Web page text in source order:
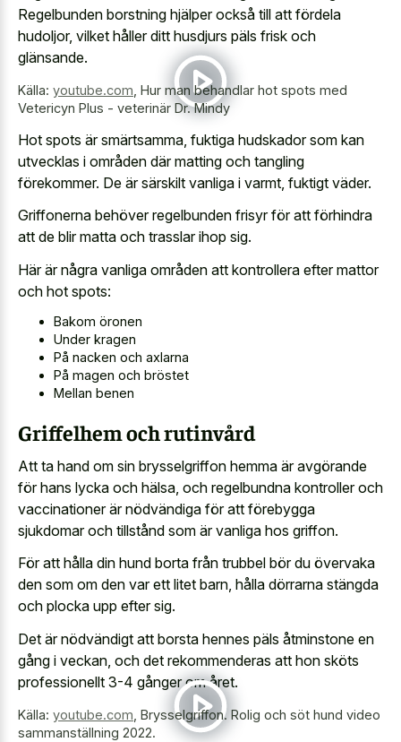
Regelbunden borstning hjälper också till att fördela
hudoljor, vilket håller ditt husdjurs päls frisk och
glänsande.
Källa: youtube.com Hur man behandlar hot spots med
Vetericyn Plus - veterinär Dr. Mindy
Hot spots är smärtsamma, fuktiga hudskador som kan
utvecklas i områden där matting och tangling
förekommer. De är särskilt vanliga i varmt, fuktigt väder.
Griffonerna behöver regelbunden frisyr för att förhindra
att de blir matta och trasslar ihop sig.
Här är några vanliga områden att kontrollera efter mattor
och hot spots:
Bakom öronen
Under kragen
På nacken och axlarna
På magen och bröstet
Mellan benen
Griffelhem och rutinvård
Att ta hand om sin brysselgriffon hemma är avgörande
för hans lycka och hälsa, och regelbundna kontroller och
vaccinationer är nödvändiga för att förebygga
sjukdomar och tillstånd som är vanliga hos griffon.
För att hålla din hund borta från trubbel bör du övervaka
den som om den var ett litet barn, hålla dörrarna stängda
och plocka upp efter sig.
Det är nödvändigt att borsta hennes päls åtminstone en
gång i veckan, och det rekommenderas att hon sköts
professionellt 3-4 gånger om året.
Källa: youtube.com Brysselgriffon. Rolig och söt hund video
sammanställning 2022.